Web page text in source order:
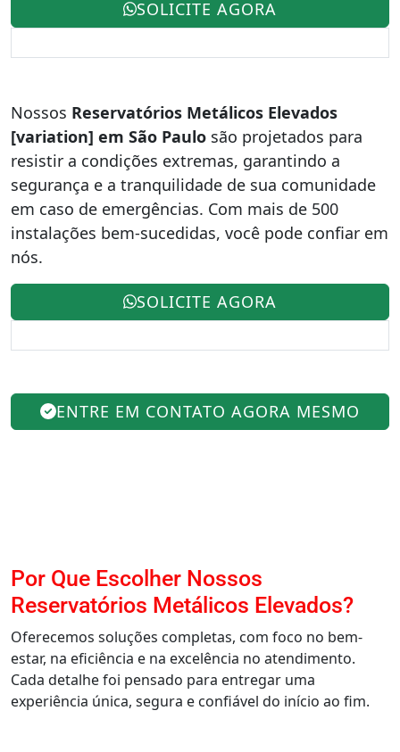
SOLICITE AGORA
Nossos Reservatórios Metálicos Elevados
[variation] em São Paulo são projetados para
resistir a condições extremas, garantindo a
segurança e a tranquilidade de sua comunidade
em caso de emergências. Com mais de 500
instalações bem-sucedidas, você pode confiar em
nós.
SOLICITE AGORA
ENTRE EM CONTATO AGORA MESMO
Por Que Escolher Nossos
Reservatórios Metálicos Elevados?
Oferecemos soluções completas, com foco no bem-
estar, na eficiência e na excelência no atendimento.
Cada detalhe foi pensado para entregar uma
experiência única, segura e confiável do início ao fim.